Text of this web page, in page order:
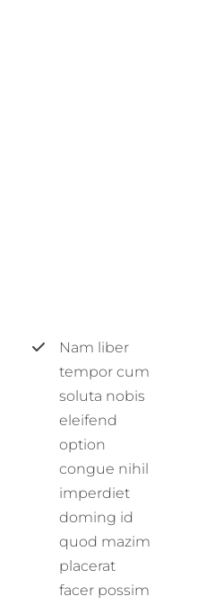
Nam liber
tempor cum
soluta nobis
eleifend
option
congue nihil
imperdiet
doming id
quod mazim
placerat
facer possim